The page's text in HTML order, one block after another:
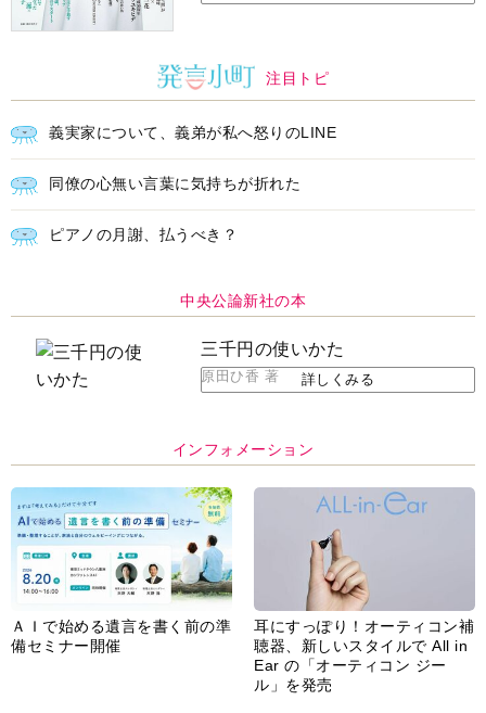
注目トピ
義実家について、義弟が私へ怒りのLINE
同僚の心無い言葉に気持ちが折れた
ピアノの月謝、払うべき？
中央公論新社の本
三千円の使いかた
原田ひ香 著 詳しくみる
インフォメーション
ＡＩで始める遺言を書く前の準
備セミナー開催
耳にすっぽり！オーティコン補
聴器、新しいスタイルで All in
Ear の「オーティコン ジー
ル」を発売